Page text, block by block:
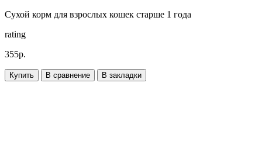
Сухой корм для взрослых кошек старше 1 года
rating
355р.
Купить В сравнение В закладки